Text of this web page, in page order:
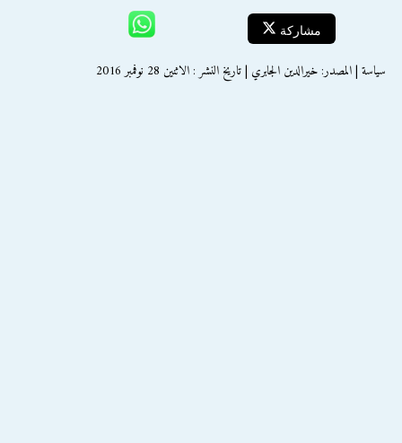
مشاركة
سياسة | المصدر: خيرالدين الجابري | تاريخ النشر : الاثنين 28 نوفمبر 2016